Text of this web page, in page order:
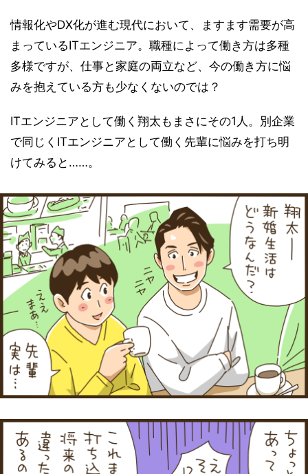
情報化やDX化が進む現代において、ますます需要が高
まっているITエンジニア。職種によって働き方は多種
多様ですが、仕事と家庭の両立など、今の働き方に悩
みを抱えている方も少なくないのでは？
ITエンジニアとして働く翔太もまさにその1人。別企業
で同じくITエンジニアとして働く先輩に悩みを打ち明
けてみると……。